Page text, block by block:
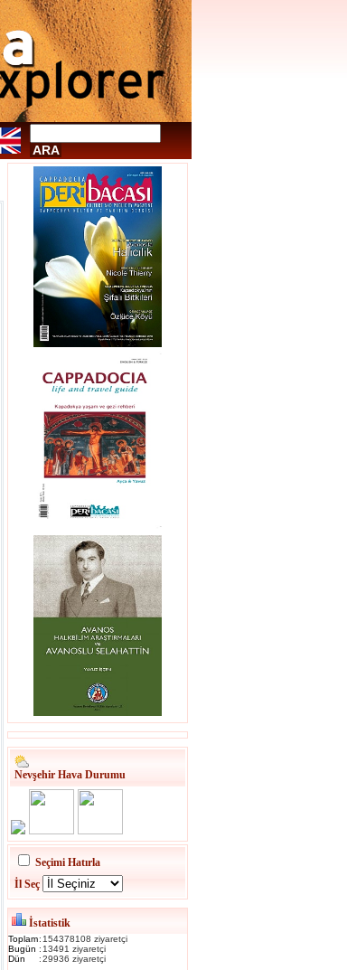
Nevşehir Hava Durumu
Seçimi Hatırla
İl Seç
İstatistik
Toplam: 154378108 ziyaretçi
Bugün : 13491 ziyaretçi
Dün
:29936 ziyaretçi